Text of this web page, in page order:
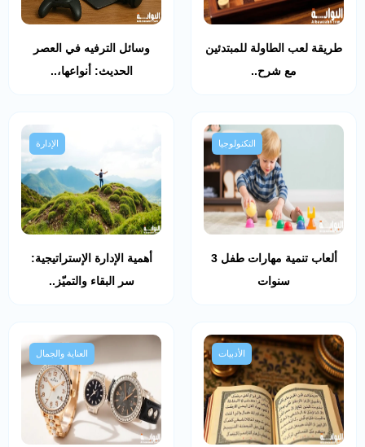
طريقة لعب الطاولة للمبتدئين
مع شرح..
وسائل الترفيه في العصر
الحديث: أنواعها،..
التكنولوجيا
ألعاب تنمية مهارات طفل 3
سنوات
الإدارة
أهمية الإدارة الإستراتيجية:
سر البقاء والتميّز..
الأدبيات العناية والجمال